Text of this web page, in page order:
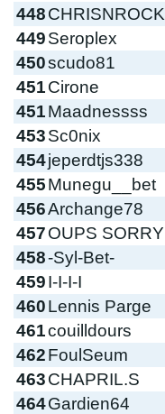
448CHRISNROCK
449Seroplex
450scudo81
451Cirone
451Maadnessss
453Sc0nix
454jeperdtjs338
455Munegu__bet
456Archange78
457OUPS SORRY
458-Syl-Bet-
459I-I-I-I
460Lennis Parge
461couilldours
462FoulSeum
463CHAPRIL.S
464Gardien64